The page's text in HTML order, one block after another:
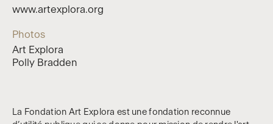
www.artexplora.org
Photos
Art Explora
Polly Bradden
La Fondation Art Explora est une fondation reconnue